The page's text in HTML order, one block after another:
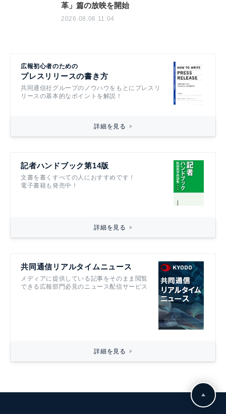
革」篇の放映を開始
2026.08.06 11:04
広報初心者のための
プレスリリースの書き方
共同通信社グループのノウハウをもとにプレスリ
リースの基本的なポイントを解説！
詳細を見る
記者ハンドブック第14版
文書を書くすべての人におすすめです！
電子書籍も発売中！
詳細を見る
共同通信リアルタイムニュース
メディアに提供している記事をそのまま閲覧
できる広報部門必見のニュース配信サービス
詳細を見る